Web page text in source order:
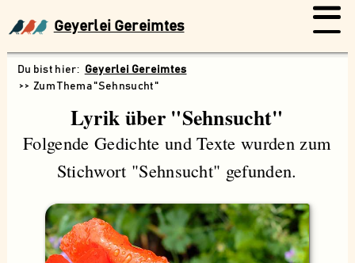
Geyerlei Gereimtes
Geyerlei Gereimtes
Zum Thema "Sehnsucht"
Lyrik über "Sehnsucht"
Folgende Gedichte und Texte wurden zum
Stichwort "Sehnsucht" gefunden.